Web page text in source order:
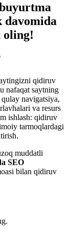
davomida
oling!
qidiruv
nafaqat saytning
qulay navigatsiya,
va resurs
ishlash: qidiruv
tarmoqlardagi
muddatli
SEO
bilan qidiruv